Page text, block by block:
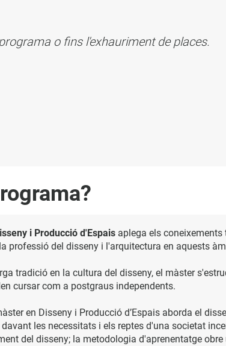
o fins l'exhauriment de places.
i Producció d'Espais aplega els
professió del disseny i l'arquitectura en aquests
tradició en la cultura del disseny, el màster
cursar com a postgraus independents.
en Disseny i Producció d’Espais aborda el
les necessitats i els reptes d'una societat
del disseny; la metodologia d'aprenentatge